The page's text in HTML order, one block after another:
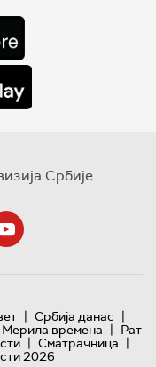
Србије
| Србија данас |
Мерила времена | Рат
| Сматрачница |
2026